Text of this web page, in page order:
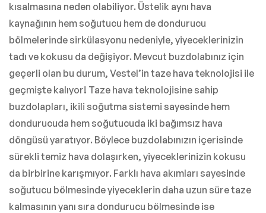
kısalmasına neden olabiliyor. Üstelik aynı hava
kaynağının hem soğutucu hem de dondurucu
bölmelerinde sirkülasyonu nedeniyle, yiyeceklerinizin
tadı ve kokusu da değişiyor. Mevcut buzdolabınız için
geçerli olan bu durum, Vestel’in taze hava teknolojisi ile
geçmişte kalıyor! Taze hava teknolojisine sahip
buzdolapları, ikili soğutma sistemi sayesinde hem
dondurucuda hem soğutucuda iki bağımsız hava
döngüsü yaratıyor. Böylece buzdolabınızın içerisinde
sürekli temiz hava dolaşırken, yiyeceklerinizin kokusu
da birbirine karışmıyor. Farklı hava akımları sayesinde
soğutucu bölmesinde yiyeceklerin daha uzun süre taze
kalmasının yanı sıra dondurucu bölmesinde ise